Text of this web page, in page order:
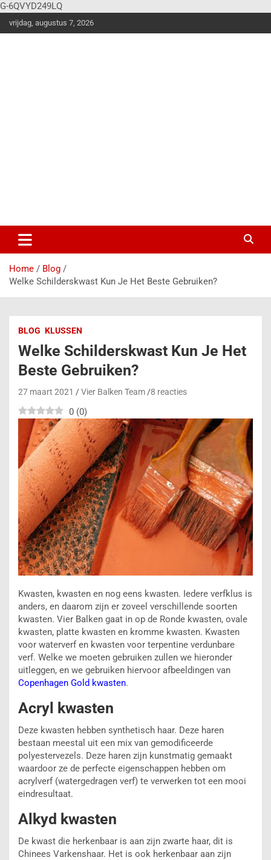
G-6QVYD249LQ
vrijdag, augustus 7, 2026
Home
Blog
Welke Schilderskwast Kun Je Het Beste Gebruiken?
BLOG KLUSSEN
Welke Schilderskwast Kun Je Het
Beste Gebruiken?
27 maart 2021 Vier Balken Team 8 reacties
0 (0)
Kwasten, kwasten en nog eens kwasten. Iedere verfklus is
anders, en daarom zijn er zoveel verschillende soorten
kwasten. Vier Balken gaat in op de Ronde kwasten, ovale
kwasten, platte kwasten en kromme kwasten. Kwasten
voor waterverf en kwasten voor terpentine verdunbare
verf. Welke we moeten gebruiken zullen we hieronder
uitleggen, en we gebruiken hiervoor afbeeldingen van
Copenhagen Gold kwasten.
Acryl kwasten
Deze kwasten hebben synthetisch haar. Deze haren
bestaan meestal uit een mix van gemodificeerde
polyestervezels. Deze haren zijn kunstmatig gemaakt
waardoor ze de perfecte eigenschappen hebben om
acrylverf (watergedragen verf) te verwerken tot een mooi
eindresultaat.
Alkyd kwasten
De kwast die herkenbaar is aan zijn zwarte haar, dit is
Chinees Varkenshaar. Het is ook herkenbaar aan zijn